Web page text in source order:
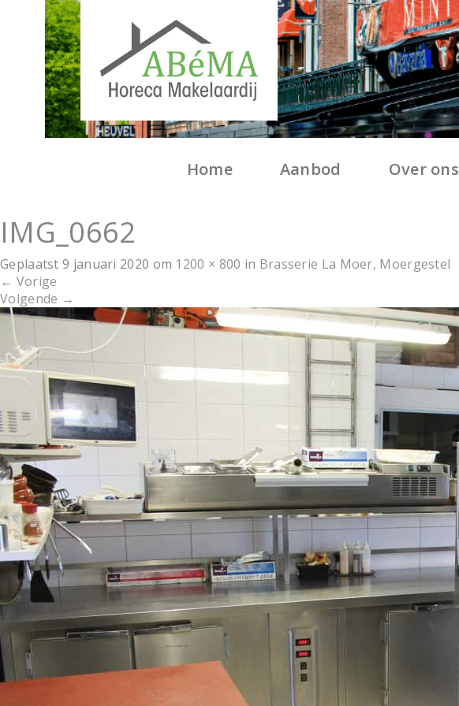
Home Aanbod Over ons
IMG_0662
Geplaatst9 januari 2020 om 1200 × 800 in Brasserie La Moer, Moergestel
← Vorige
Volgende →